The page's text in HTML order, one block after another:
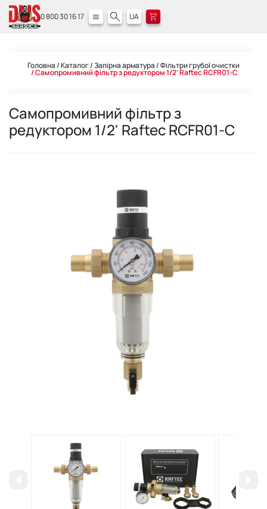
0 800 30 16 17 UA
Головна Каталог Запірна арматура Фільтри грубої очистки
Самопромивний фільтр з редуктором 1/2' Raftec RCFR01-C
Самопромивний фільтр з
редуктором 1/2' Raftec RCFR01-C